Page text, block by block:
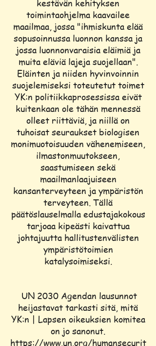
kestävän kehityksen
toimintaohjelma kaavailee
maailmaa, jossa "ihmiskunta elää
sopusoinnussa luonnon kanssa ja
jossa luonnonvaraisia eläimiä ja
muita eläviä lajeja suojellaan".
Eläinten ja niiden hyvinvoinnin
suojelemiseksi toteutetut toimet
YK:n politiikkaprosessissa eivät
kuitenkaan ole tähän mennessä
olleet riittäviä, ja niillä on
tuhoisat seuraukset biologisen
monimuotoisuuden vähenemiseen,
ilmastonmuutokseen,
saastumiseen sekä
maailmanlaajuiseen
kansanterveyteen ja ympäristön
terveyteen. Tällä
päätöslauselmalla edustajakokous
tarjoaa kipeästi kaivattua
johtajuutta hallitustenvälisten
ympäristötoimien
katalysoimiseksi.
UN 2030 Agendan lausunnot
heijastavat tarkasti sitä, mitä
YK:n | Lapsen oikeuksien komitea
on jo sanonut.
https://www.un.org/humansecurit